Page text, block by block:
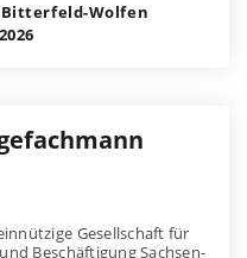
Bitterfeld-Wolfen
Gesellschaft für
Beschäftigung Sachsen-